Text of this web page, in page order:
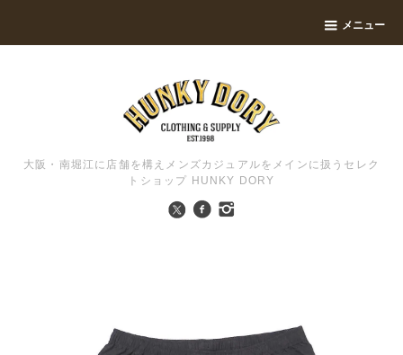
メニュー
大阪・南堀江に店舗を構えメンズカジュアルをメインに扱うセレク
トショップ HUNKY DORY